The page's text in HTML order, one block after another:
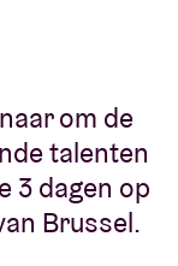
om de
talenten
3 dagen op
Brussel.